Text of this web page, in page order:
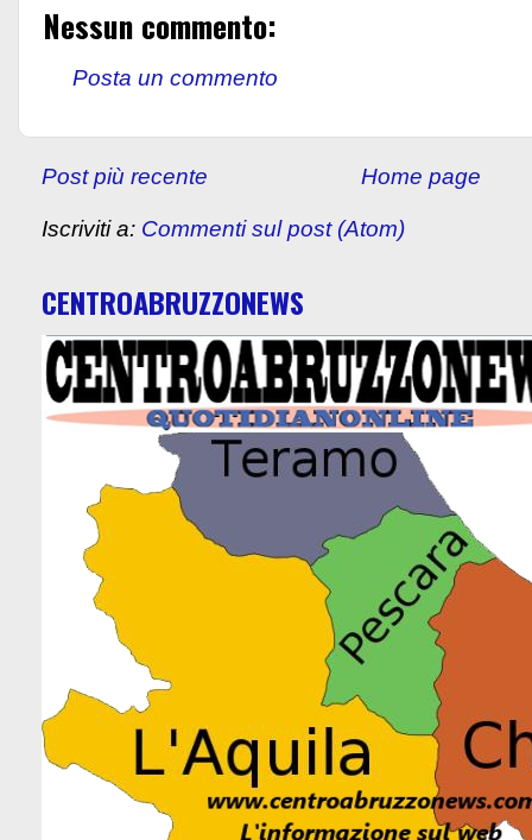
Nessun commento:
Posta un commento
Post più recente Home page
Iscriviti a: Commenti sul post (Atom)
CENTROABRUZZONEWS